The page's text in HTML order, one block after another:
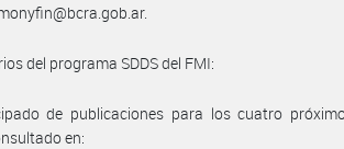
del programa SDDS del FMI:
de publicaciones para los cuatro
en: